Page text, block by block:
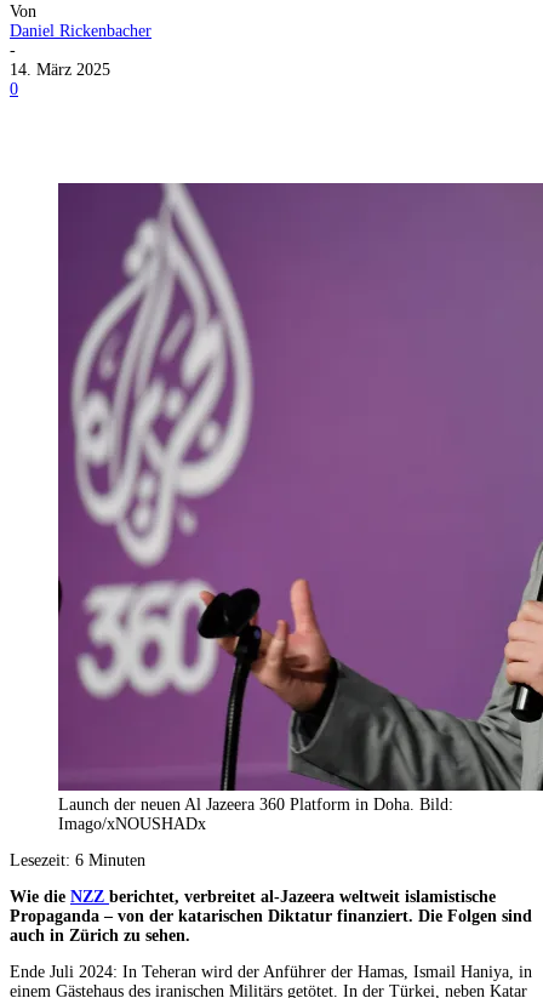
Von
Daniel Rickenbacher
-
14. März 2025
0
Launch der neuen Al Jazeera 360 Platform in Doha. Bild:
Imago/xNOUSHADx
Lesezeit: 6 Minuten
Wie die NZZ berichtet, verbreitet al-Jazeera weltweit islamistische
Propaganda – von der katarischen Diktatur finanziert. Die Folgen sind
auch in Zürich zu sehen.
Ende Juli 2024: In Teheran wird der Anführer der Hamas, Ismail Haniya, in
einem Gästehaus des iranischen Militärs getötet. In der Türkei, neben Katar